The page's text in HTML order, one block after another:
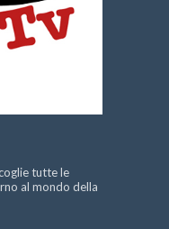
tutte le
al mondo della